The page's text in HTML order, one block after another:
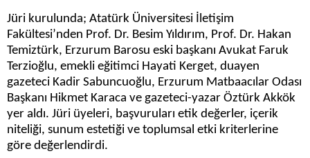
Jüri kurulunda; Atatürk Üniversitesi İletişim
Fakültesi’nden Prof. Dr. Besim Yıldırım, Prof. Dr. Hakan
Temiztürk, Erzurum Barosu eski başkanı Avukat Faruk
Terzioğlu, emekli eğitimci Hayati Kerget, duayen
gazeteci Kadir Sabuncuoğlu, Erzurum Matbaacılar Odası
Başkanı Hikmet Karaca ve gazeteci-yazar Öztürk Akkök
yer aldı. Jüri üyeleri, başvuruları etik değerler, içerik
niteliği, sunum estetiği ve toplumsal etki kriterlerine
göre değerlendirdi.